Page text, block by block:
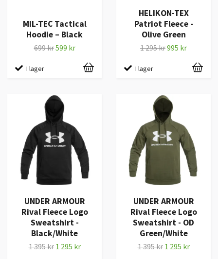
MIL-TEC Tactical
Hoodie – Black
699 kr599 kr
I lager
HELIKON-TEX
Patriot Fleece -
Olive Green
1 295 kr995 kr
I lager
UNDER ARMOUR
Rival Fleece Logo
Sweatshirt -
Black/White
1 395 kr 1 295 kr
UNDER ARMOUR
Rival Fleece Logo
Sweatshirt - OD
Green/White
1 395 kr 1 295 kr